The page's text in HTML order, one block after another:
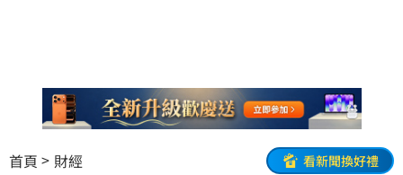
首頁 財經 看新聞換好禮